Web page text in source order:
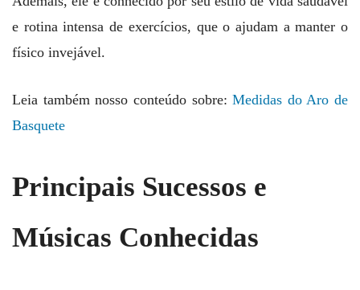
e rotina intensa de exercícios, que o ajudam a manter o
físico invejável.
Leia também nosso conteúdo sobre:Medidas do Aro de
Basquete
Principais Sucessos e
Músicas Conhecidas